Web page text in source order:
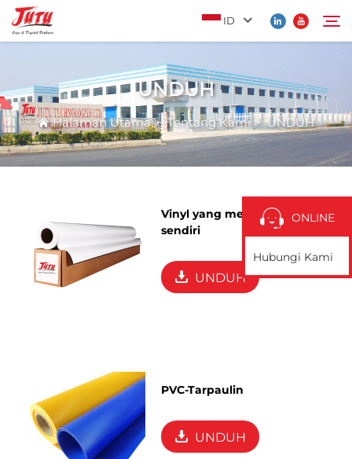
ID
Halaman Utama
Produk
Aplikasi
Berita
Cari
ONLINE
Hubungi Kami
UNDUH
Halaman Utama>Tentang Kami>UNDUH
Vinyl yang menempel
sendiri
UNDUH
PVC-Tarpaulin
UNDUH